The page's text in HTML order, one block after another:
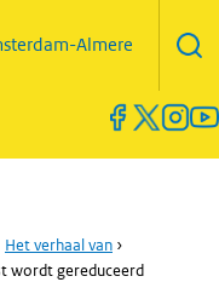
Almere
Het verhaal van ›
wordt gereduceerd